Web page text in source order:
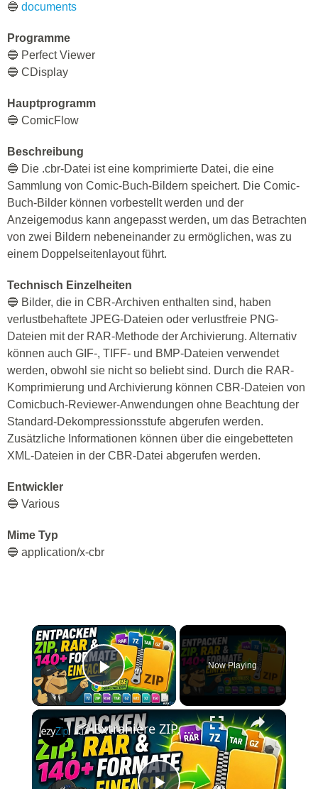
🔵 documents
Programme
🔵 Perfect Viewer
🔵 CDisplay
Hauptprogramm
🔵 ComicFlow
Beschreibung
🔵 Die .cbr-Datei ist eine komprimierte Datei, die eine
Sammlung von Comic-Buch-Bildern speichert. Die Comic-
Buch-Bilder können vorbestellt werden und der
Anzeigemodus kann angepasst werden, um das Betrachten
von zwei Bildern nebeneinander zu ermöglichen, was zu
einem Doppelseitenlayout führt.
Technisch Einzelheiten
🔵 Bilder, die in CBR-Archiven enthalten sind, haben
verlustbehaftete JPEG-Dateien oder verlustfreie PNG-
Dateien mit der RAR-Methode der Archivierung. Alternativ
können auch GIF-, TIFF- und BMP-Dateien verwendet
werden, obwohl sie nicht so beliebt sind. Durch die RAR-
Komprimierung und Archivierung können CBR-Dateien von
Comicbuch-Reviewer-Anwendungen ohne Beachtung der
Standard-Dekompressionsstufe abgerufen werden.
Zusätzliche Informationen können über die eingebetteten
XML-Dateien in der CBR-Datei abgerufen werden.
Entwickler
🔵 Various
Mime Typ
🔵 application/x-cbr
×
Play Video
Now Playing
×
📦 Extrahiere ZIP, RAR und Über 140 Formate mit der Chrome-Erweiterung | Kostenlos und Lokal